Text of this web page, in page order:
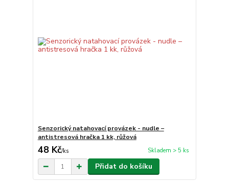
Senzorický natahovací provázek - nudle –
antistresová hračka 1 kk, růžová
48 Kč/ks Skladem > 5 ks
Přidat do košíku